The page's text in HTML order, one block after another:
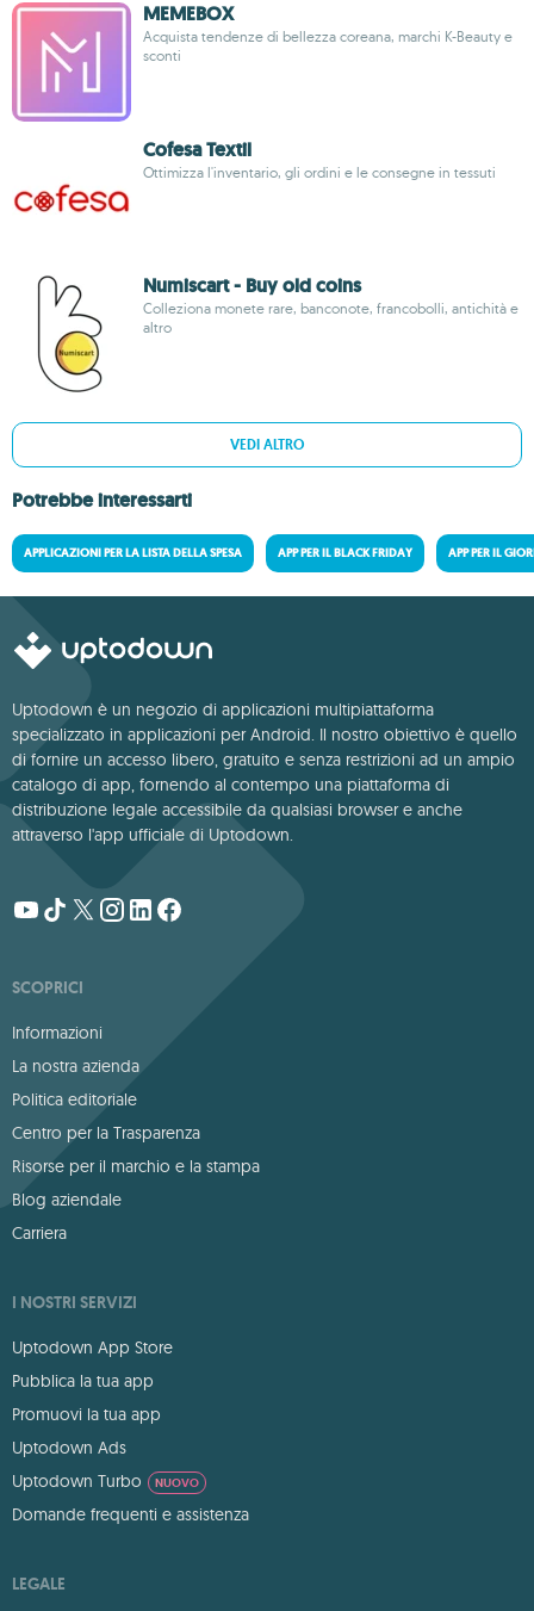
MEMEBOX
Acquista tendenze di bellezza coreana, marchi K-Beauty e
sconti
Cofesa Textil
Ottimizza l'inventario, gli ordini e le consegne in tessuti
Numiscart - Buy old coins
Colleziona monete rare, banconote, francobolli, antichità e
altro
VEDI ALTRO
Potrebbe interessarti
APPLICAZIONI PER LA LISTA DELLA SPESA APP PER IL BLACK FRIDAY APP PER IL
Uptodown è un negozio di applicazioni multipiattaforma
specializzato in applicazioni per Android. Il nostro obiettivo è quello
di fornire un accesso libero, gratuito e senza restrizioni ad un ampio
catalogo di app, fornendo al contempo una piattaforma di
distribuzione legale accessibile da qualsiasi browser e anche
attraverso l'app ufficiale di Uptodown.
SCOPRICI
Informazioni
La nostra azienda
Politica editoriale
Centro per la Trasparenza
Risorse per il marchio e la stampa
Blog aziendale
Carriera
I NOSTRI SERVIZI
Uptodown App Store
Pubblica la tua app
Promuovi la tua app
Uptodown Ads
Uptodown Turbo
NUOVO
Domande frequenti e assistenza
LEGALE